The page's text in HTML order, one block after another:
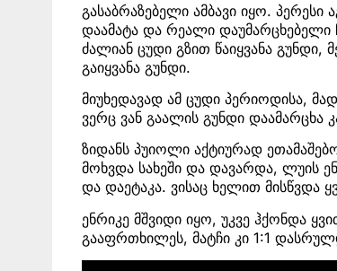
გასაბრაზებელი ამბავი იყო.
დაამატა და რეალი დაუმარცხებელი
ძალიან ცუდი გზით წაიყვანა გუნდი,
გაიყვანა გუნდი.
მიუხედავად ამ ცუდი პერიოდისა,
ვერც ვან გაალის გუნდი დაამარცხა
ზიდანს პუიოლი აქტიურად
მოხვდა სახეში და დავარდა, ლუის
და დაეტაკა. ვისაც ხელით მისწვდა
ენრიკე მშვიდი იყო, უკვე ჰქონდა
გააფრთხილეს, მატჩი კი 1:1